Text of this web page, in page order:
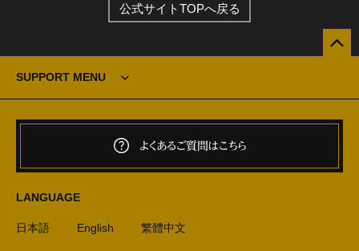
公式サイトTOPへ戻る
SUPPORT MENU
よくあるご質問はこちら
LANGUAGE
日本語 English 繁體中文